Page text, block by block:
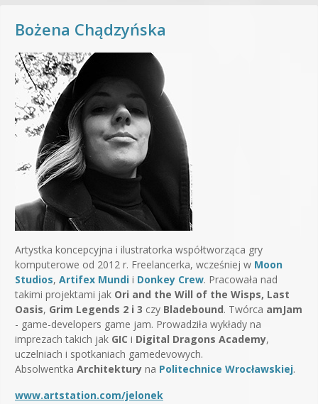
Bożena Chądzyńska
Artystka koncepcyjna i ilustratorka współtworząca gry
komputerowe od 2012 r. Freelancerka, wcześniej w Moon
Studios, Artifex Mundi i Donkey Crew. Pracowała nad
takimi projektami jak Ori and the Will of the Wisps, Last
Oasis, Grim Legends 2 i 3 czy Bladebound. Twórca amJam
- game-developers game jam. Prowadziła wykłady na
imprezach takich jak GIC i Digital Dragons Academy,
uczelniach i spotkaniach gamedevowych.
Absolwentka Architektury na Politechnice Wrocławskiej.
www.artstation.com/jelonek